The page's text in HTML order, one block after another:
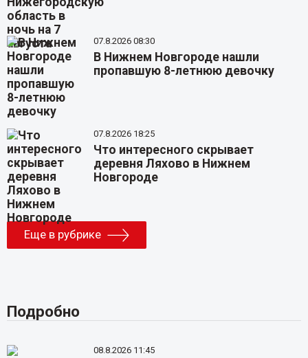
07.8.2026 08:30
В Нижнем Новгороде нашли
пропавшую 8-летнюю девочку
07.8.2026 18:25
Что интересного скрывает
деревня Ляхово в Нижнем
Новгороде
Еще в рубрике
Подробно
08.8.2026 11:45